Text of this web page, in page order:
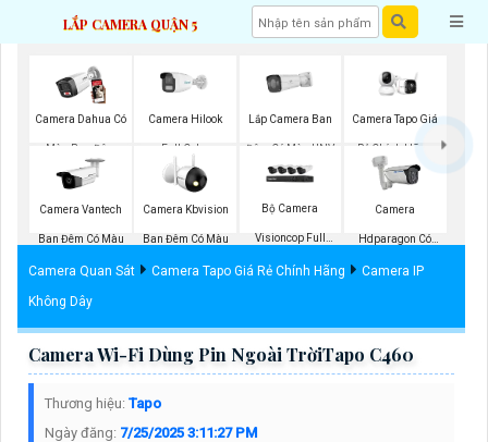
LẮP CAMERA QUẬN 5
Camera Dahua Có
Màu Ban Đêm
Camera Hilook
Full Color
Lắp Camera Ban
Đêm Có Màu UNV
Camera Tapo Giá
Rẻ Chính Hãng
Camera Vantech
Ban Đêm Có Màu
Camera Kbvision
Ban Đêm Có Màu
Bộ Camera
Visioncop Full
Color
Camera
Hdparagon Có
Màu Ban Đêm
Camera Quan Sát Camera Tapo Giá Rẻ Chính Hãng
Camera IP
Không Dây
Camera Wi-Fi Dùng Pin Ngoài TrờiTapo C460
Thương hiệu: Tapo
Ngày đăng: 7/25/2025 3:11:27 PM